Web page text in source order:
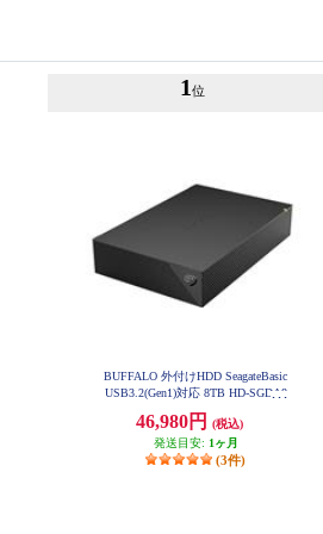
1 位
BUFFALO 外付けHDD SeagateBasic
USB3.2(Gen1)対応 8TB HD-SGDA8
46,980円
(税込)
発送目安: 1ヶ月
(3件)